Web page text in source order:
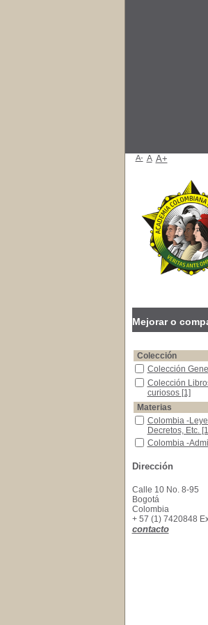
A- A A+
Mejorar o
Colección
Colección General
Colección
Colección Libros
Colección
curiosos [1]
Materias
Colombia -Leyes,
Colombia -
Decretos, Etc.
Colombia -
Colombia -
Hacienda Pública
Hacienda
Hacienda Pública
Hacienda
Legislación -
Memorias -
Memorias -
Secretaría de
[4]
Elecciones -
Dirección
Calle 10 No. 8-95
Bogotá
Colombia
+ 57 (1) 7420848
contacto